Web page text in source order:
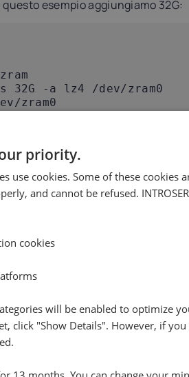
esempio aggiungiamo 32G:
32G -a lz4 /dev/zram0
zram0
configura lacreazione
> /etc/modules-load.d/
> /etc/modules-load.d/
priority.
use cookies. Some of these cookies
and cannot be refused.
cookies
will be enabled to optimize
click "Show Details". However, if